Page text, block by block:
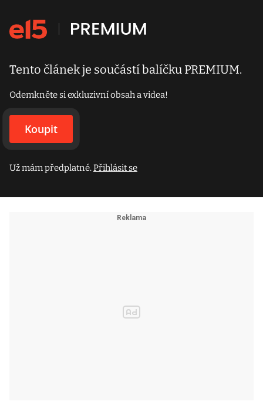
Tento článek je součástí balíčku PREMIUM.
Odemkněte si exkluzivní obsah a videa!
Koupit
Už mám předplatné.Přihlásit se